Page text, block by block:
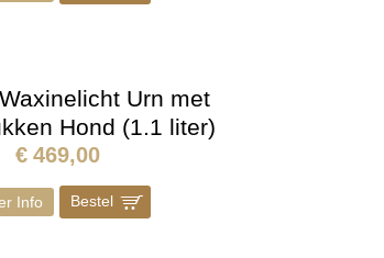
Urn met
Hond (1.1 liter)
€ 469,00
Info Bestel ]